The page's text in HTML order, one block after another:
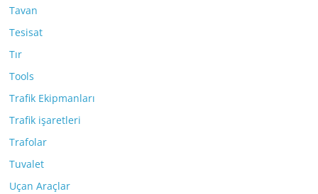
Tavan
Tesisat
Tır
Tools
Trafik Ekipmanları
Trafik işaretleri
Trafolar
Tuvalet
Uçan Araçlar